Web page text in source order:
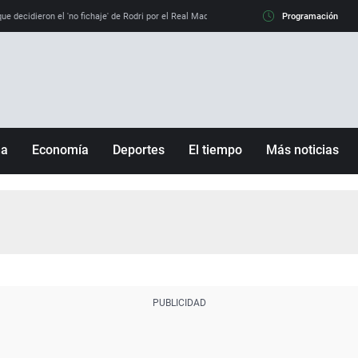
decidieron el 'no fichaje' de Rodri por el Real Madrid y su 'sí' al Barça La llamada
Programación
Economía Deportes El tiempo Más noticias